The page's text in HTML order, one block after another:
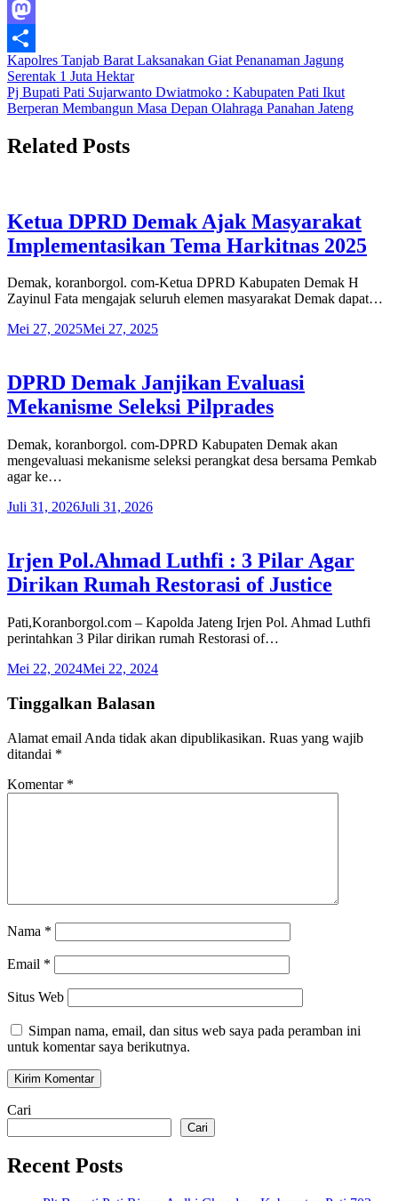
Email
Mastodon
Share
Navigasi
pos
Kapolres Tanjab Barat Laksanakan Giat Penanaman Jagung
Serentak 1 Juta Hektar
Pj Bupati Pati Sujarwanto Dwiatmoko : Kabupaten Pati Ikut
Berperan Membangun Masa Depan Olahraga Panahan Jateng
Related Posts
Ketua DPRD Demak Ajak Masyarakat
Implementasikan Tema Harkitnas 2025
Demak, koranborgol. com-Ketua DPRD Kabupaten Demak H
Zayinul Fata mengajak seluruh elemen masyarakat Demak dapat…
Mei 27, 2025Mei 27, 2025
DPRD Demak Janjikan Evaluasi
Mekanisme Seleksi Pilprades
Demak, koranborgol. com-DPRD Kabupaten Demak akan
mengevaluasi mekanisme seleksi perangkat desa bersama Pemkab
agar ke…
Juli 31, 2026Juli 31, 2026
Irjen Pol.Ahmad Luthfi : 3 Pilar Agar
Dirikan Rumah Restorasi of Justice
Pati,Koranborgol.com – Kapolda Jateng Irjen Pol. Ahmad Luthfi
perintahkan 3 Pilar dirikan rumah Restorasi of…
Mei 22, 2024Mei 22, 2024
Tinggalkan Balasan
Alamat email Anda tidak akan dipublikasikan. Ruas yang wajib
ditandai *
Komentar *
Nama *
Email *
Situs Web
Simpan nama, email, dan situs web saya pada peramban ini
untuk komentar saya berikutnya.
Cari
Cari
Recent Posts